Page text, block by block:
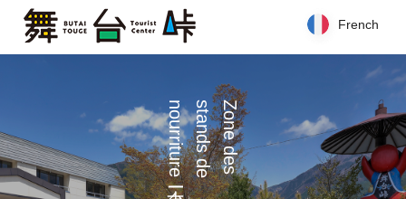
Zone
d
e
s
s t
a
n
d
s
d
e
n o
u
r
r
i
t
u
r
e
ナ
French
French